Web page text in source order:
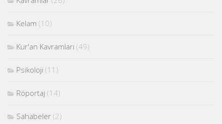
Kelam (10)
Kur'an Kavramları (49)
Psikoloji (11)
Röportaj (14)
Sahabeler (2)